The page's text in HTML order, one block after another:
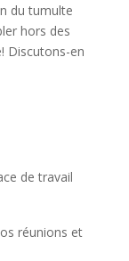
du tumulte
hors des
Discutons-en
de travail
réunions et